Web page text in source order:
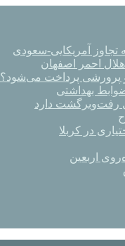
آمریکایی-سعودی
پرورشی پرداخت می‌شود؟
در کربلا
اربعین